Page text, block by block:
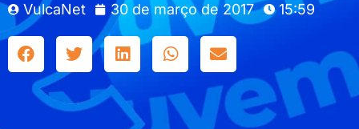
VulcaNet 30 de março de 2017 15:59